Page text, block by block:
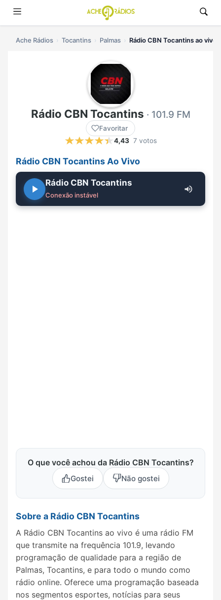
Ache Rádios Tocantins Palmas Rádio CBN Tocantins ao vivo
Rádio CBN Tocantins · 101.9 FM
Favoritar
4,43 7 votos
Rádio CBN Tocantins Ao Vivo
Rádio CBN Tocantins
Conexão instável
O que você achou da Rádio CBN Tocantins?
Gostei Não gostei
Sobre a Rádio CBN Tocantins
A Rádio CBN Tocantins ao vivo é uma rádio FM
que transmite na frequência 101.9, levando
programação de qualidade para a região de
Palmas, Tocantins, e para todo o mundo como
rádio online. Oferece uma programação baseada
nos segmentos esportes, notícias para seus